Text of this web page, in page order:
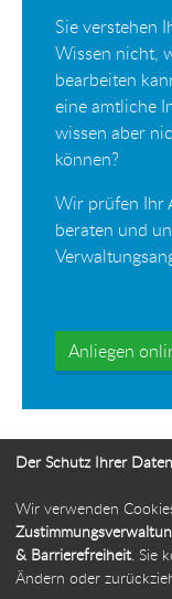
Sie verstehen
Wissen nicht,
bearbeiten
eine amtliche
wissen aber
können?
Wir prüfen Ihr
beraten und
Anliegen
Ihr Weg
Der Schutz Ihrer
Wir verwenden
& Barrierefreiheit. Sie
Ändern oder